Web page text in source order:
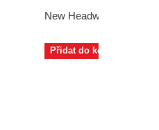
New Headway...
Přidat do košíku